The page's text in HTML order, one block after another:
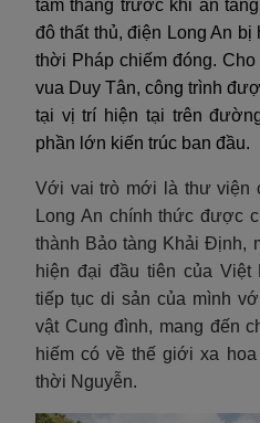
tám tháng trước khi an
đô thất thủ, điện Long An
thời Pháp chiếm đóng.
vua Duy Tân, công trình
tại vị trí hiện tại trên
phần lớn kiến trúc ban đầu.
Với vai trò mới là thư viện
Long An chính thức được
thành Bảo tàng Khải Định,
hiện đại đầu tiên của Việt
tiếp tục di sản của mình
vật Cung đình, mang đến
hiếm có về thế giới xa
thời Nguyễn.